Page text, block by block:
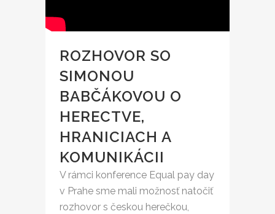
ROZHOVOR SO
SIMONOU
BABČÁKOVOU O
HERECTVE,
HRANICIACH A
KOMUNIKÁCII
V rámci konference Equal pay day
v Prahe sme mali možnosť natočiť
rozhovor s českou herečkou,